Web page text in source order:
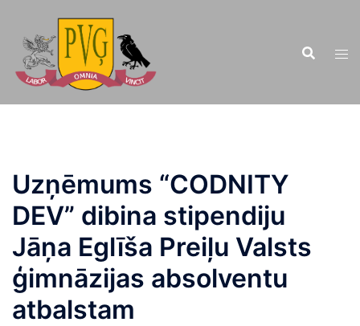
saturu
Uzņēmums “CODNITY
DEV” dibina stipendiju
Jāņa Eglīša Preiļu Valsts
ģimnāzijas absolventu
atbalstam